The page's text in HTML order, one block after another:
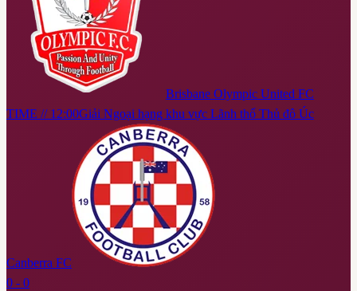
Brisbane Olympic United FC
TIME // 12:00Giải Ngoại hạng khu vực Lãnh thổ Thủ đô Úc
Canberra FC
0 - 0